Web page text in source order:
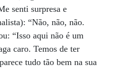
senti surpresa e
“Não, não, não.
“Isso aqui não é um
caro. Temos de ter
tudo tão bem na sua